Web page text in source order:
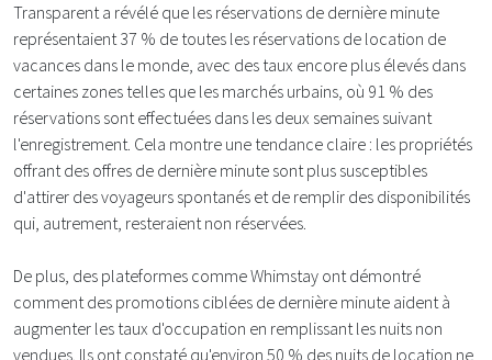
Transparent a révélé que les réservations de dernière minute
représentaient 37 % de toutes les réservations de location de
vacances dans le monde, avec des taux encore plus élevés dans
certaines zones telles que les marchés urbains, où 91 % des
réservations sont effectuées dans les deux semaines suivant
l'enregistrement. Cela montre une tendance claire : les propriétés
offrant des offres de dernière minute sont plus susceptibles
d'attirer des voyageurs spontanés et de remplir des disponibilités
qui, autrement, resteraient non réservées.
De plus, des plateformes comme Whimstay ont démontré
comment des promotions ciblées de dernière minute aident à
augmenter les taux d'occupation en remplissant les nuits non
vendues. Ils ont constaté qu'environ 50 % des nuits de location ne